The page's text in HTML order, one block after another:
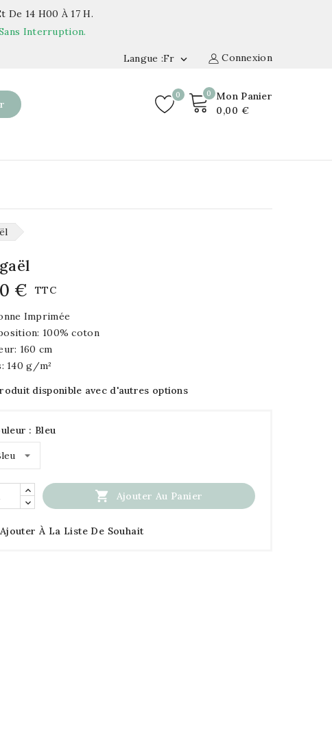
De 14 H00 À 17 H.
Interruption.
Connexion
Langue :fr 
0
Mon Panier
0,00 €
0
€ TTC
Imprimée
100% coton
160 cm
140 g/m²
disponible avec d'autres options
: Bleu
 Ajouter Au Panier
Ajouter À La Liste De Souhait